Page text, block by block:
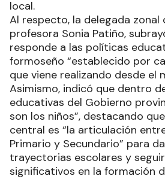
local.
Al respecto, la delegada zonal
profesora Sonia Patiño,
responde a las políticas
formoseño “establecido por
que viene realizando desde el
Asimismo, indicó que dentro
educativas del Gobierno
son los niños”, destacando
central es “la articulación
Primario y Secundario” para
trayectorias escolares y
significativos en la formación